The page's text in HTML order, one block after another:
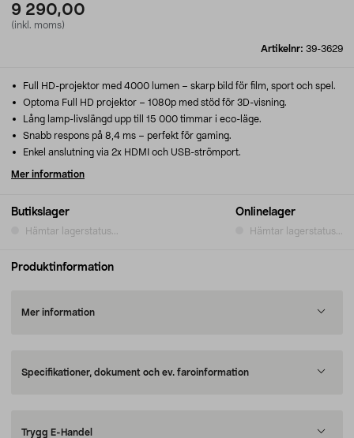
9 290,00
(inkl. moms)
Artikelnr: 39-3629
Butikslager
Hämtar lagerstatus...
Onlinelager
Hämtar lagerstatus...
Full HD-projektor med 4000 lumen – skarp bild för film, sport och spel.
Optoma Full HD projektor – 1080p med stöd för 3D-visning.
Lång lamp-livslängd upp till 15 000 timmar i eco-läge.
Snabb respons på 8,4 ms – perfekt för gaming.
Enkel anslutning via 2x HDMI och USB-strömport.
Mer information
Produktinformation
Mer information
Specifikationer, dokument och ev. faroinformation
Trygg E-Handel